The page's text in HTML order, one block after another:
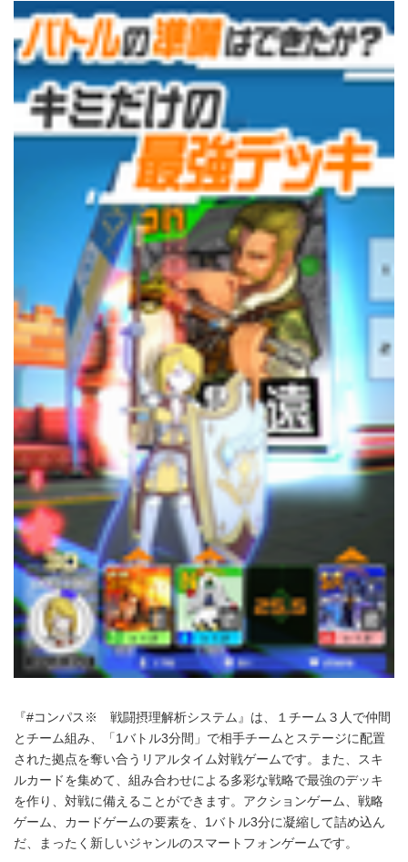
『#コンパス※ 戦闘摂理解析システム』は、１チーム３人で仲間
とチーム組み、「1バトル3分間」で相手チームとステージに配置
された拠点を奪い合うリアルタイム対戦ゲームです。また、スキ
ルカードを集めて、組み合わせによる多彩な戦略で最強のデッキ
を作り、対戦に備えることができます。アクションゲーム、戦略
ゲーム、カードゲームの要素を、1バトル3分に凝縮して詰め込ん
だ、まったく新しいジャンルのスマートフォンゲームです。
English